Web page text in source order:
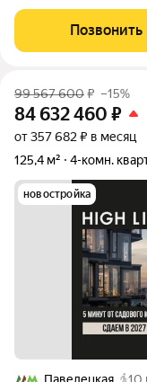
Изолированная
полноценный санузел -
Позвонить
99 567 600₽ –15%
84 632 460 ₽
от 357 682 ₽ в месяц
125,4 м²
4-комн.
новостройка